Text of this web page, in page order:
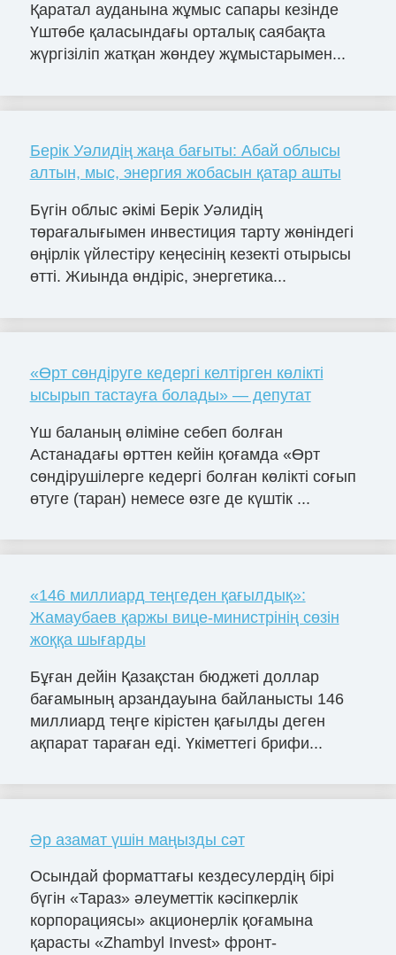
Қаратал ауданына жұмыс сапары кезінде
Үштөбе қаласындағы орталық саябақта
жүргізіліп жатқан жөндеу жұмыстарымен...
Берік Уәлидің жаңа бағыты: Абай облысы
алтын, мыс, энергия жобасын қатар ашты
Бүгін облыс әкімі Берік Уәлидің
төрағалығымен инвестиция тарту жөніндегі
өңірлік үйлестіру кеңесінің кезекті отырысы
өтті. Жиында өндіріс, энергетика...
«Өрт сөндіруге кедергі келтірген көлікті
ысырып тастауға болады» — депутат
Үш баланың өліміне себеп болған
Астанадағы өрттен кейін қоғамда «Өрт
сөндірушілерге кедергі болған көлікті соғып
өтуге (таран) немесе өзге де күштік ...
«146 миллиард теңгеден қағылдық»:
Жамаубаев қаржы вице-министрінің сөзін
жоққа шығарды
Бұған дейін Қазақстан бюджеті доллар
бағамының арзандауына байланысты 146
миллиард теңге кірістен қағылды деген
ақпарат тараған еді. Үкіметтегі брифи...
Әр азамат үшін маңызды сәт
Осындай форматтағы кездесулердің бірі
бүгін «Тараз» әлеуметтік кәсіпкерлік
корпорациясы» акционерлік қоғамына
қарасты «Zhambyl Invest» фронт-